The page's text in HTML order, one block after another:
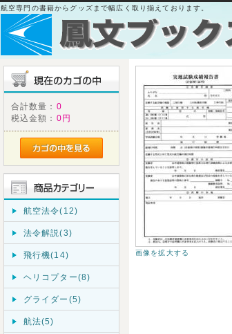
航空専門の書籍からグッズまで幅広く取り揃えております。
合計数量： 0
税込金額： 0円
航空法令(12)
法令解説(3)
飛行機(14)
ヘリコプター(8)
グライダー(5)
航法(5)
画像を拡大する